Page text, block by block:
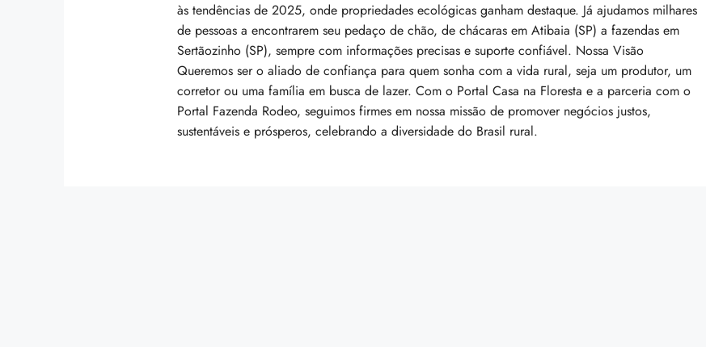
às tendências de 2025, onde propriedades ecológicas ganham destaque. Já ajudamos milhares
de pessoas a encontrarem seu pedaço de chão, de chácaras em Atibaia (SP) a fazendas em
Sertãozinho (SP), sempre com informações precisas e suporte confiável. Nossa Visão
Queremos ser o aliado de confiança para quem sonha com a vida rural, seja um produtor, um
corretor ou uma família em busca de lazer. Com o Portal Casa na Floresta e a parceria com o
Portal Fazenda Rodeo, seguimos firmes em nossa missão de promover negócios justos,
sustentáveis e prósperos, celebrando a diversidade do Brasil rural.
de Luziânia-Águas Lindas de Goiás, Goiás, Região
Centro-Oeste, 73770-000, Brasil